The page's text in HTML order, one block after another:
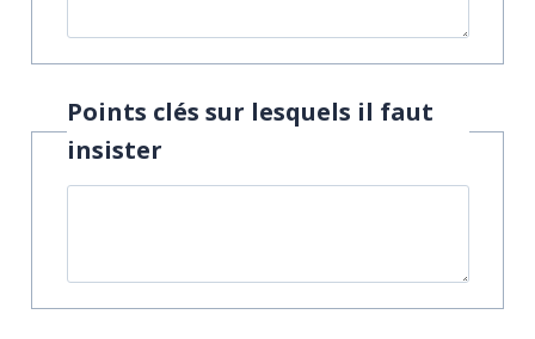
Points clés sur lesquels il faut
insister